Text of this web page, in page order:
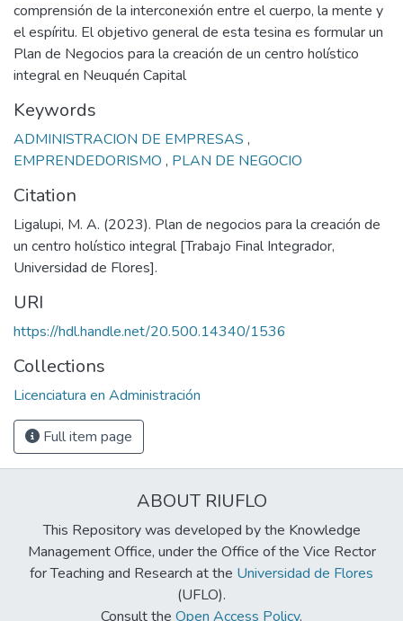
comprensión de la interconexión entre el cuerpo, la mente y
el espíritu. El objetivo general de esta tesina es formular un
Plan de Negocios para la creación de un centro holístico
integral en Neuquén Capital
Keywords
ADMINISTRACION DE EMPRESAS ,
EMPRENDEDORISMO , PLAN DE NEGOCIO
Citation
Ligalupi, M. A. (2023). Plan de negocios para la creación de
un centro holístico integral [Trabajo Final Integrador,
Universidad de Flores].
URI
https://hdl.handle.net/20.500.14340/1536
Collections
Licenciatura en Administración
Full item page
ABOUT RIUFLO
This Repository was developed by the Knowledge
Management Office, under the Office of the Vice Rector
for Teaching and Research at the Universidad de Flores
(UFLO).
Consult the Open Access Policy.